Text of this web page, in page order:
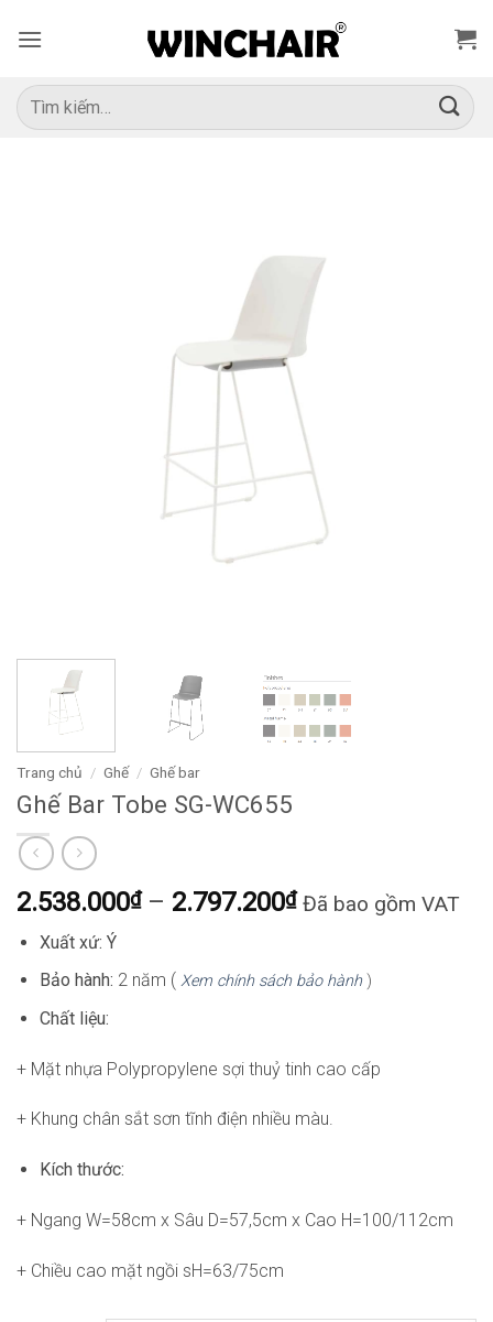
qua
dung
Tìm
kiếm:
Trang chủ / Ghế / Ghế bar
Ghế Bar Tobe SG-WC655
2.538.000₫ – 2.797.200₫Khoảng
2.538.000₫
Đã bao gồm VAT
Xuất xứ: Ý
Bảo hành: 2 năm ( Xem chính sách bảo hành)
Chất liệu:
+ Mặt nhựa Polypropylene sợi thuỷ tinh cao cấp
+ Khung chân sắt sơn tĩnh điện nhiều màu.
Kích thước:
+ Ngang W=58cm x Sâu D=57,5cm x Cao H=100/112cm
+ Chiều cao mặt ngồi sH=63/75cm